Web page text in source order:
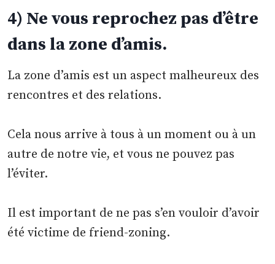
4) Ne vous reprochez pas d’être
dans la zone d’amis.
La zone d’amis est un aspect malheureux des
rencontres et des relations.
Cela nous arrive à tous à un moment ou à un
autre de notre vie, et vous ne pouvez pas
l’éviter.
Il est important de ne pas s’en vouloir d’avoir
été victime de friend-zoning.